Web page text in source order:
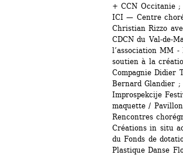
+ CCN Occitanie
ICI — Centre
Christian Rizzo
CDCN du Val-de-
l’association MM
soutien à la
Compagnie Didier
Bernard Glandier
Improspekcije
maquette /
Rencontres
Créations in situ
du Fonds de
Plastique Danse